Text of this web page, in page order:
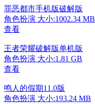
罪恶都市手机版破解版
角色扮演 大小:1002.34 MB
查看
王者荣耀破解版单机版
角色扮演 大小:1.81 GB
查看
鸣人的假期11.0版
角色扮演 大小:193.24 MB